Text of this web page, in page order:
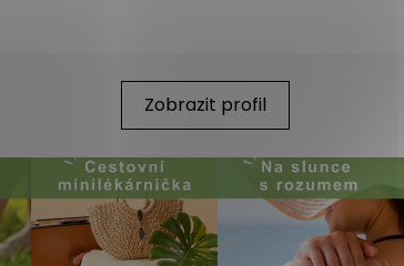
Zobrazit profil